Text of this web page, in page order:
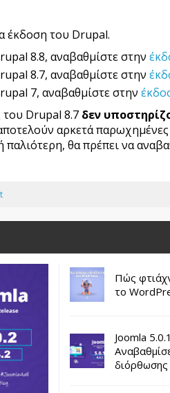
έκδοση του Drupal.
8.8, αναβαθμίστε στην
8.7, αναβαθμίστε στην
7, αναβαθμίστε στην
του Drupal 8.7 δεν
αρκετά παρωχημένες
παλιότερη, θα πρέπει να
Πώς
το
Joomla